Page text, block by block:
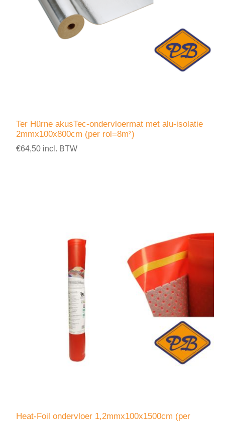
Ter Hürne akusTec-ondervloermat met alu-isolatie
2mmx100x800cm (per rol=8m²)
€64,50 incl. BTW
Heat-Foil ondervloer 1,2mmx100x1500cm (per